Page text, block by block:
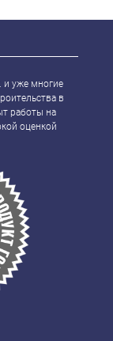
и уже многие
в
работы на
оценкой